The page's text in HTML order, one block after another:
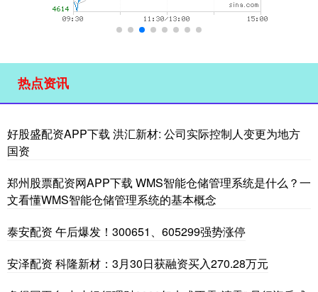
热点资讯
好股盛配资APP下载 洪汇新材: 公司实际控制人变更为地方
国资
郑州股票配资网APP下载 WMS智能仓储管理系统是什么？一
文看懂WMS智能仓储管理系统的基本概念
泰安配资 午后爆发！300651、605299强势涨停
安泽配资 科隆新材：3月30日获融资买入270.28万元